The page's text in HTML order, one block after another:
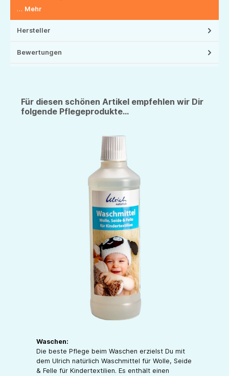
… Mehr
Hersteller
Bewertungen
Für diesen schönen Artikel empfehlen wir Dir
folgende Pflegeprodukte...
Waschen:
Die beste Pflege beim Waschen erzielst Du mit
dem Ulrich natürlich Waschmittel für Wolle, Seide
& Felle für Kindertextilien. Es enthält einen